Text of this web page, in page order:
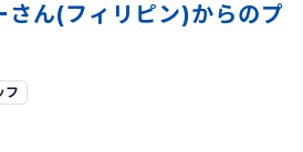
さん(フィリピン)からのプ
フ